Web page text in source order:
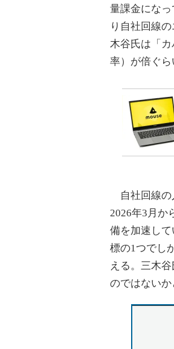
量課金にな
り自社回線
木谷氏は「
率）が倍ぐら
自社回線の
2026年3月か
備を加速し
標の1つでし
える。三木
のではないか